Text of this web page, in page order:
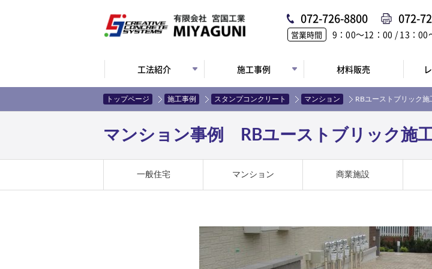
072-726-8800 072-
営業時間 9：00〜12：00 / 13：00
工法紹介 施工事例 材料販売
トップページ 施工事例 スタンプコンクリート マンション RBユーストブリック施
マンション事例 RBユーストブリック施
一般住宅 マンション 商業施設